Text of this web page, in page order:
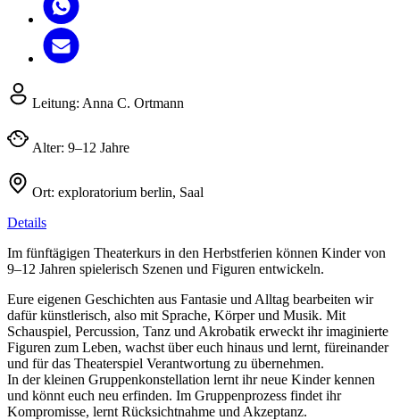
Leitung: Anna C. Ortmann
Alter: 9–12 Jahre
Ort: exploratorium berlin, Saal
Details
Im fünftägigen Theaterkurs in den Herbstferien können Kinder von
9–12 Jahren spielerisch Szenen und Figuren entwickeln.
Eure eigenen Geschichten aus Fantasie und Alltag bearbeiten wir
dafür künstlerisch, also mit Sprache, Körper und Musik. Mit
Schauspiel, Percussion, Tanz und Akrobatik erweckt ihr imaginierte
Figuren zum Leben, wachst über euch hinaus und lernt, füreinander
und für das Theaterspiel Verantwortung zu übernehmen.
In der kleinen Gruppenkonstellation lernt ihr neue Kinder kennen
und könnt euch neu erfinden. Im Gruppenprozess findet ihr
Kompromisse, lernt Rücksichtnahme und Akzeptanz.